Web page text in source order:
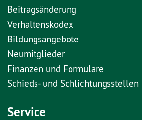
Beitragsänderung
Verhaltenskodex
Bildungsangebote
Neumitglieder
Finanzen und Formulare
Schieds- und Schlichtungsstellen
Service